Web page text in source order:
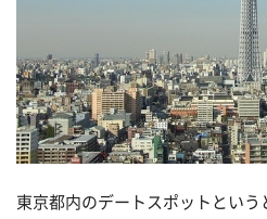
東京都内のデートスポットとい